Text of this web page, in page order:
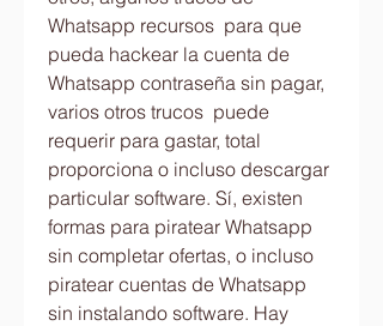
Whatsapp recursos  para que
pueda hackear la cuenta de
Whatsapp contraseña sin pagar,
varios otros trucos  puede
requerir para gastar, total
proporciona o incluso descargar
particular software. Sí, existen
formas para piratear Whatsapp
sin completar ofertas, o incluso
piratear cuentas de Whatsapp
sin instalando software. Hay